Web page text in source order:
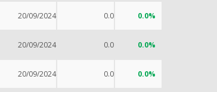
20/09/2024 0.0 0.0%
20/09/2024 0.0 0.0%
20/09/2024 0.0 0.0%